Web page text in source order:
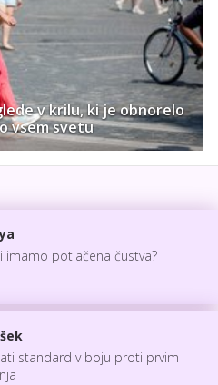
v krilu, ki je obnorelo
vsem svetu
imamo potlačena čustva?
standard v boju proti prvim